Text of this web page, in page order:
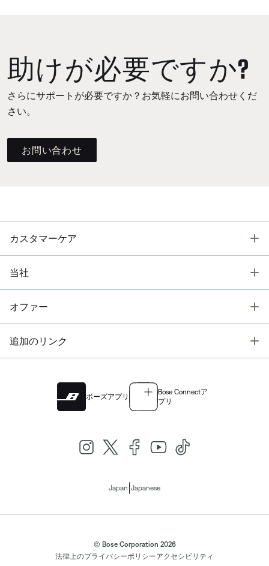
助けが必要ですか?
さらにサポートが必要ですか？お気軽にお問い合わせくだ
さい。
お問い合わせ
カスタマーケア
当社
オファー
追加のリンク
ボーズアプリ
Bose Connectア
プリ
Japan Japanese
© Bose Corporation 2026
法律上のプライバシーポリシーアクセシビリティ